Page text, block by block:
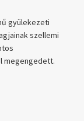
gyülekezeti
szellemi
megengedett.